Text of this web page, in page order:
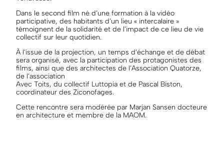
Dans le second film né d’une formation à la vidéo
participative, des habitants d’un lieu « intercalaire »
témoignent de la solidarité et de l’impact de ce lieu de vie
collectif sur leur quotidien.
À l’issue de la projection, un temps d’échange et de débat
sera organisé, avec la participation des protagonistes des
films, ainsi que des architectes de l’Association Quatorze,
de l’association
Avec Toits, du collectif Luttopia et de Pascal Biston,
coordinateur des Ziconofages.
Cette rencontre sera modérée par Marjan Sansen docteure
en architecture et membre de la MAOM.